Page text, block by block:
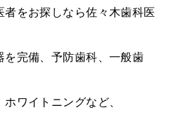
をお探しなら佐々木歯科医
完備、予防歯科、一般歯
ワイトニングなど、